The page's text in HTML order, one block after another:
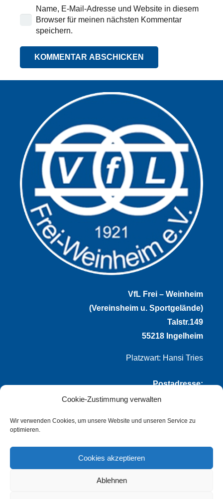
Cookie-Zustimmung verwalten
Wir verwenden Cookies, um unsere Website und unseren Service zu
optimieren.
Cookies akzeptieren
Ablehnen
Name, E-Mail-Adresse und Website in diesem
Browser für meinen nächsten Kommentar
speichern.
KOMMENTAR ABSCHICKEN
VfL Frei – Weinheim
(Vereinsheim u. Sportgelände)
Talstr.149
55218 Ingelheim
Platzwart: Hansi Tries
Postadresse:
VfL Frei-Weinheim 1921 e.V.
Thomas Winternheimer
Talstr. 149
55218 Ingelheim